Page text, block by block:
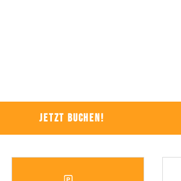
JETZT BUCHEN!